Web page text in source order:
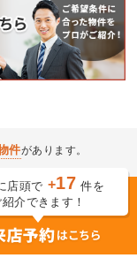
件があります。
店頭で +17 件を
紹介できます！